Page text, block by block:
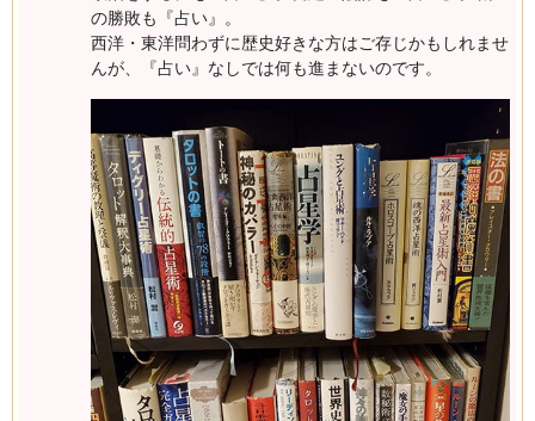
の勝敗も『占い』。
西洋・東洋問わずに歴史好きな方はご存じかもしれませ
んが、『占い』なしでは何も進まないのです。